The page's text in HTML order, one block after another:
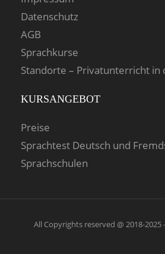
Datenschutz
AGB
Sprachkurse
Standorte – Privatunterricht in
KURSANGEBOT
Preise
Sprachtest Deutsch und
Sprachschulen
All Copyrights reserved @ 2018-